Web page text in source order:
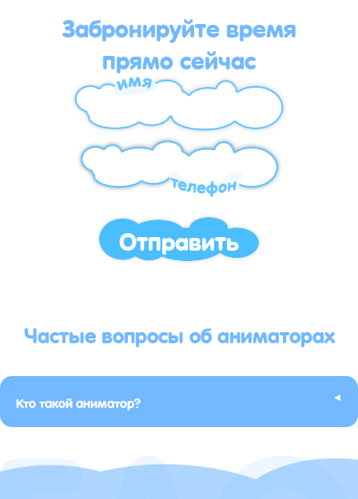
Забронируйте время
прямо сейчас
Отправить
Частые вопросы об аниматорах
Кто такой аниматор? ▸